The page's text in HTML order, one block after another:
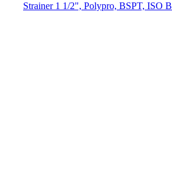
Strainer 1 1/2", Polypro, BSPT, ISO